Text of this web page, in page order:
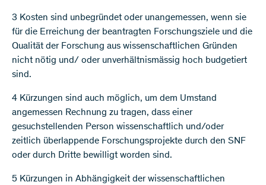
3 Kosten sind unbegründet oder unangemessen, wenn sie
für die Erreichung der beantragten Forschungsziele und die
Qualität der Forschung aus wissenschaftlichen Gründen
nicht nötig und/ oder unverhältnismässig hoch budgetiert
sind.
4 Kürzungen sind auch möglich, um dem Umstand
angemessen Rechnung zu tragen, dass einer
gesuchstellenden Person wissenschaftlich und/oder
zeitlich überlappende Forschungsprojekte durch den SNF
oder durch Dritte bewilligt worden sind.
5 Kürzungen in Abhängigkeit der wissenschaftlichen